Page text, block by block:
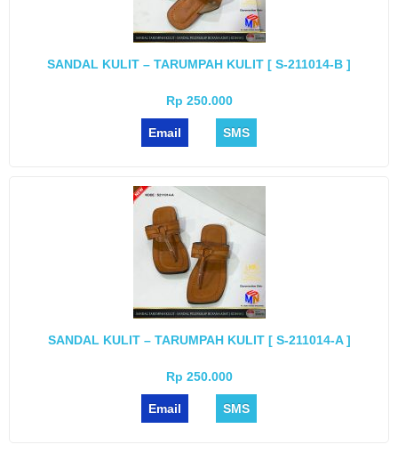
SANDAL KULIT – TARUMPAH KULIT [ S-211014-B ]
Rp 250.000
Email SMS
SANDAL KULIT – TARUMPAH KULIT [ S-211014-A ]
Rp 250.000
Email SMS